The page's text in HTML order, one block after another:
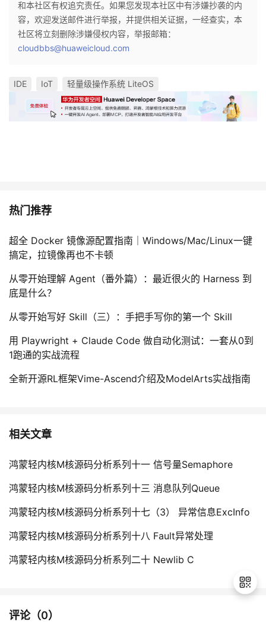
和本社区有权追究责任。如果您发现本社区中有涉嫌抄袭的内
容，欢迎发送邮件进行举报，并提供相关证据，一经查实，本
社区将立刻删除涉嫌侵权内容，举报邮箱：
cloudbbs@huaweicloud.com
IDE IoT 轻量级操作系统 LiteOS
热门推荐
超全 Docker 镜像源配置指南｜Windows/Mac/Linux一键
搞定，拉镜像再也不卡顿
从零开始理解 Agent（番外篇）：最近很火的 Harness 到
底是什么？
从零开始写好 Skill（三）：手把手写你的第一个 Skill
用 Playwright + Claude Code 做自动化测试：一套从0到
1跑通的实战流程
全新开源RL框架Vime-Ascend介绍及ModelArts实战指南
相关文章
鸿蒙轻内核M核源码分析系列十一 信号量Semaphore
鸿蒙轻内核M核源码分析系列十三 消息队列Queue
鸿蒙轻内核M核源码分析系列十七（3） 异常信息ExcInfo
鸿蒙轻内核M核源码分析系列十八 Fault异常处理
鸿蒙轻内核M核源码分析系列二十 Newlib C
评论（0）